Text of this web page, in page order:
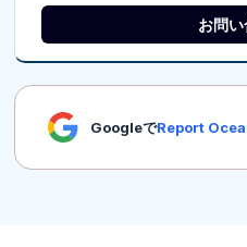
お問
GoogleでReport